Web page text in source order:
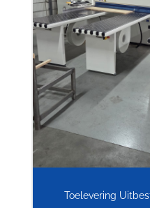
Toelevering